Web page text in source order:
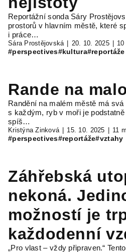
Reportážní sonda Sáry
prostorů v hlavním městě, které
i práce…
Sára Prostějovská 20. 10. 2025
#perspectives#kultura#reportáže
Rande na
Randění na malém městě má
s každým, ryb v moři je
spíš…
Kristýna Zinková 15. 10. 2025 11
#perspectives#reportáže#vztahy
Záhřebská
nekoná.
možností je
každodenní
„Pro vlast – vždy připraven.“